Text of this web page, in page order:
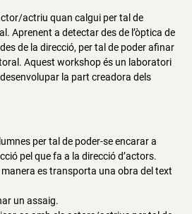
actriu quan calgui per tal de
Aprenent a detectar des de l’òptica de
de la direcció, per tal de poder afinar
Aquest workshop és un laboratori
la part creadora dels
per tal de poder-se encarar a
pel que fa a la direcció d’actors.
es transporta una obra del text
un assaig.